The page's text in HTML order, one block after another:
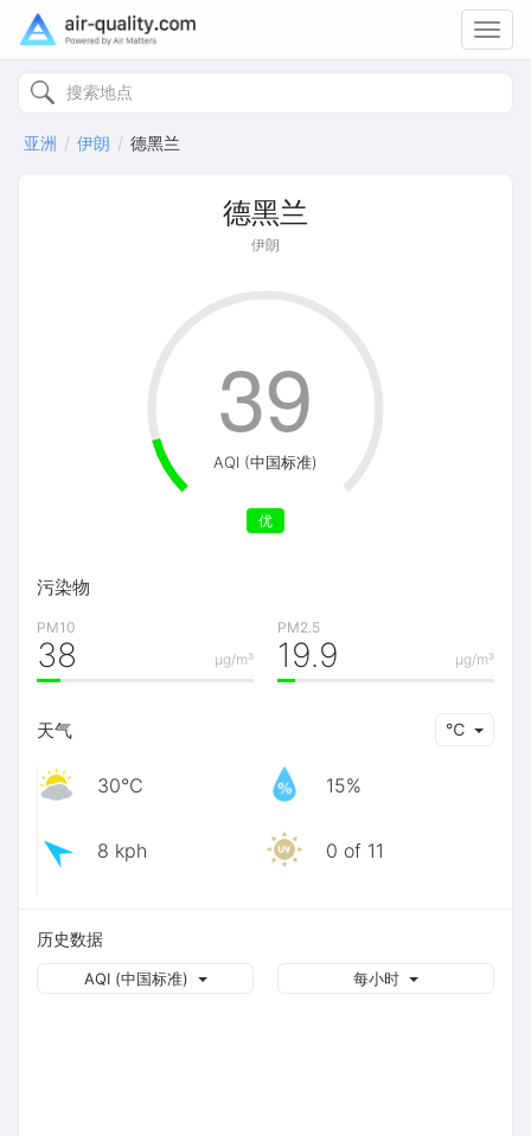
亚洲 伊朗 德黑兰
德黑兰
伊朗
AQI (中国标准)
优
39
污染物
PM10
μg/m³
38
PM2.5
μg/m³
19.9
天气 ℃
30℃ 15%
8 kph 0 of 11
历史数据
每小时
AQI (中国标准)